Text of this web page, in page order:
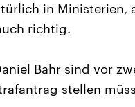
in Ministerien,
richtig.
Bahr sind vor
stellen